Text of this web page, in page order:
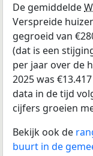
De gemiddelde
Verspreide
gegroeid van
(dat is een
per jaar over de
2025 was
data in de tijd
cijfers groeien
Bekijk ook de
buurt in de